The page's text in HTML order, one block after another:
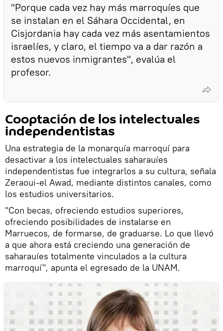
"Porque cada vez hay más marroquíes que
se instalan en el Sáhara Occidental, en
Cisjordania hay cada vez más asentamientos
israelíes, y claro, el tiempo va a dar razón a
estos nuevos inmigrantes", evalúa el
profesor.
Cooptación de los intelectuales
independentistas
Una estrategia de la monarquía marroquí para
desactivar a los intelectuales saharauíes
independentistas fue integrarlos a su cultura, señala
Zeraoui-el Awad, mediante distintos canales, como
los estudios universitarios.
"Con becas, ofreciendo estudios superiores,
ofreciendo posibilidades de instalarse en
Marruecos, de formarse, de graduarse. Lo que llevó
a que ahora está creciendo una generación de
saharauíes totalmente vinculados a la cultura
marroquí", apunta el egresado de la UNAM.